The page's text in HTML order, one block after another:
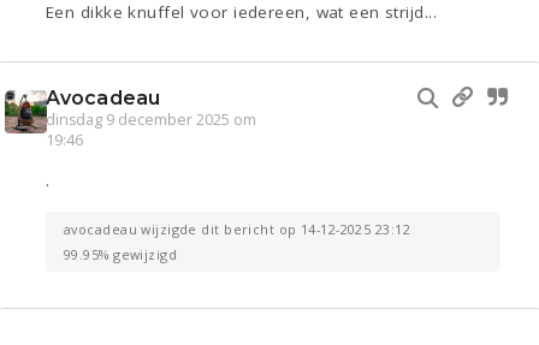
Een dikke knuffel voor iedereen, wat een strijd...
Avocadeau
dinsdag 9 december 2025 om
19:46
.
avocadeau wijzigde dit bericht op 14-12-2025 23:12
99.95% gewijzigd